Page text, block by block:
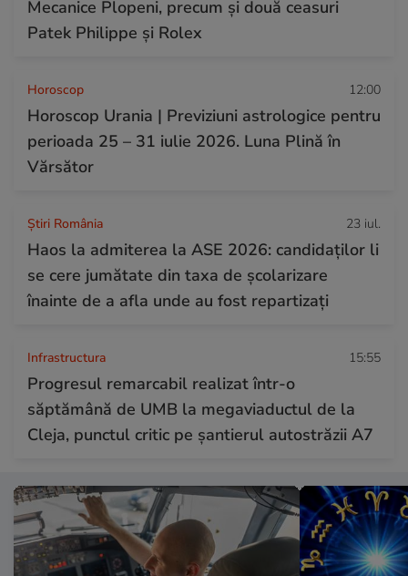
Mecanice Plopeni, precum și două ceasuri
Patek Philippe și Rolex
Horoscop 12:00
Horoscop Urania | Previziuni astrologice pentru
perioada 25 – 31 iulie 2026. Luna Plină în
Vărsător
Știri România 23 iul.
Haos la admiterea la ASE 2026: candidaților li
se cere jumătate din taxa de școlarizare
înainte de a afla unde au fost repartizați
Infrastructura 15:55
Progresul remarcabil realizat într-o
săptămână de UMB la megaviaductul de la
Cleja, punctul critic pe șantierul autostrăzii A7